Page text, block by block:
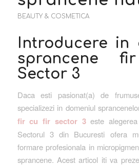
BEAUTY & COSMETICA
Introducere in
sprancene
Sector 3
Daca esti pasionat(a) de
specializezi in domeniul
fir cu fir sector 3este alegerea
Sectorul 3 din Bucuresti ofera
formare profesionala in
sprancene. Acest articol iti va